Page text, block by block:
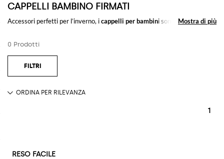
CAPPELLI BAMBINO FIRMATI
Accessori perfetti per l’inverno, icappelli per bambini sono ottimi alleati
Mostra di più
Mostra di più
0 Prodotti
1
RESO FACILE